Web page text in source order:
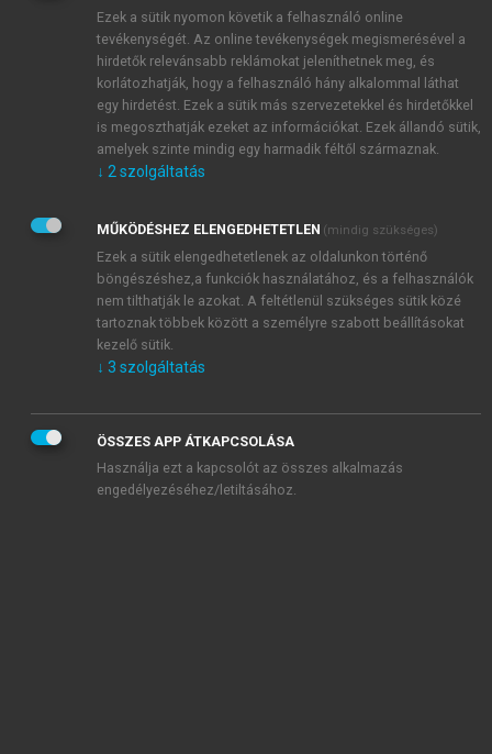
JELSZÓ ÚJRA
Kérek értesítést a MeRSZ újdonságairól, akcióiról.
Kérek értesítést az Akadémiai Kiadó Zrt. újdonságairól,
Adatkezelési tájékoztatóbanfoglaltakat tudomásul
veszem és elfogadom.
Általános vásárlási feltételeket, valamint a szotar.netés a
mersz.huoldalak licencszerződéseiben foglaltakat
tudomásul veszem és elfogadom.
KIPRÓBÁLOM
Ezek a sütik nyomon követik a felhasználó online
tevékenységét. Az online tevékenységek megismerésével a
hirdetők relevánsabb reklámokat jeleníthetnek meg, és
korlátozhatják, hogy a felhasználó hány alkalommal láthat
egy hirdetést. Ezek a sütik más szervezetekkel és hirdetőkkel
is megoszthatják ezeket az információkat. Ezek állandó sütik,
amelyek szinte mindig egy harmadik féltől származnak.
↓ 2 szolgáltatás
MŰKÖDÉSHEZ ELENGEDHETETLEN (mindig szükséges)
Ezek a sütik elengedhetetlenek az oldalunkon történő
böngészéshez,a funkciók használatához, és a felhasználók
nem tilthatják le azokat. A feltétlenül szükséges sütik közé
tartoznak többek között a személyre szabott beállításokat
kezelő sütik.
↓ 3 szolgáltatás
ÖSSZES APP ÁTKAPCSOLÁSA
Használja ezt a kapcsolót az összes alkalmazás
engedélyezéséhez/letiltásához.